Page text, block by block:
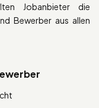
Jobanbieter die
Bewerber aus allen